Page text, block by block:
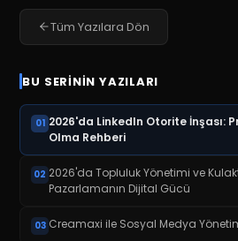
Tüm Yazılara Dön
BU SERININ YAZILARI
01 2026'da LinkedIn Otorite İnşası:
Olma Rehberi
02 2026'da Topluluk Yönetimi ve
Pazarlamanın Dijital Gücü
03 Creamaxi ile Sosyal Medya